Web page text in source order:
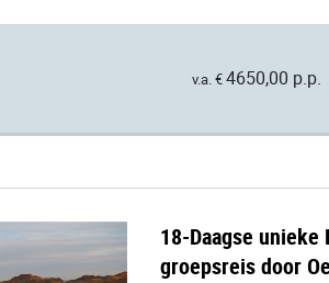
v.a. € 4650,00 p.p.
18-Daagse
groepsreis door